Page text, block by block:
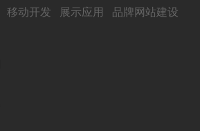
移动开发 展示应用
品牌网站建设